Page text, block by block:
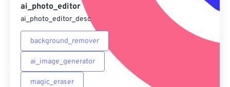
ai_photo_editor
ai_photo_editor_desc
background_remover
ai_image_generator
magic_eraser